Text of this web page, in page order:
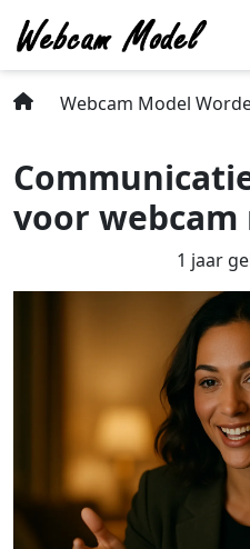
Webcam Model
voor webcam
1 jaar